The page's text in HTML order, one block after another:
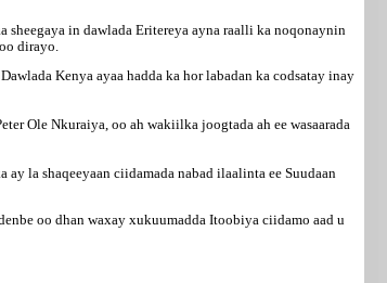
sheegaya in dawlada Eritereya ayna raalli ka noqonaynin
dirayo.
Kenya ayaa hadda ka hor labadan ka codsatay inay
Ole Nkuraiya, oo ah wakiilka joogtada ah ee wasaarada
la shaqeeyaan ciidamada nabad ilaalinta ee Suudaan
oo dhan waxay xukuumadda Itoobiya ciidamo aad u